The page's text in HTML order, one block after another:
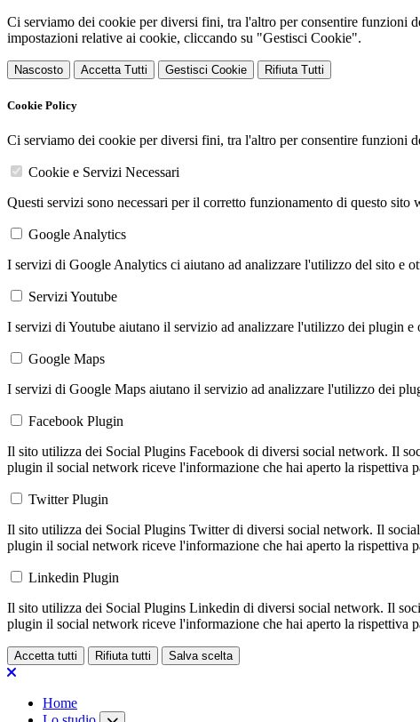
Ci serviamo dei cookie per diversi fini, tra l'altro per consentire funzioni
impostazioni relative ai cookie, cliccando su "Gestisci Cookie".
Nascosto Accetta Tutti Gestisci Cookie Rifiuta Tutti
Cookie Policy
Ci serviamo dei cookie per diversi fini, tra l'altro per consentire funzioni
Cookie e Servizi Necessari
Questi servizi sono necessari per il corretto funzionamento di questo sito
Google Analytics
I servizi di Google Analytics ci aiutano ad analizzare l'utilizzo del sito e
Servizi Youtube
I servizi di Youtube aiutano il servizio ad analizzare l'utilizzo dei plugin
Google Maps
I servizi di Google Maps aiutano il servizio ad analizzare l'utilizzo dei
Facebook Plugin
Il sito utilizza dei Social Plugins Facebook di diversi social network. Il
plugin il social network riceve l'informazione che hai aperto la rispettiva
Twitter Plugin
Il sito utilizza dei Social Plugins Twitter di diversi social network. Il
plugin il social network riceve l'informazione che hai aperto la rispettiva
Linkedin Plugin
Il sito utilizza dei Social Plugins Linkedin di diversi social network. Il
plugin il social network riceve l'informazione che hai aperto la rispettiva
Accetta tutti Rifiuta tutti Salva scelta
Loading...
Home